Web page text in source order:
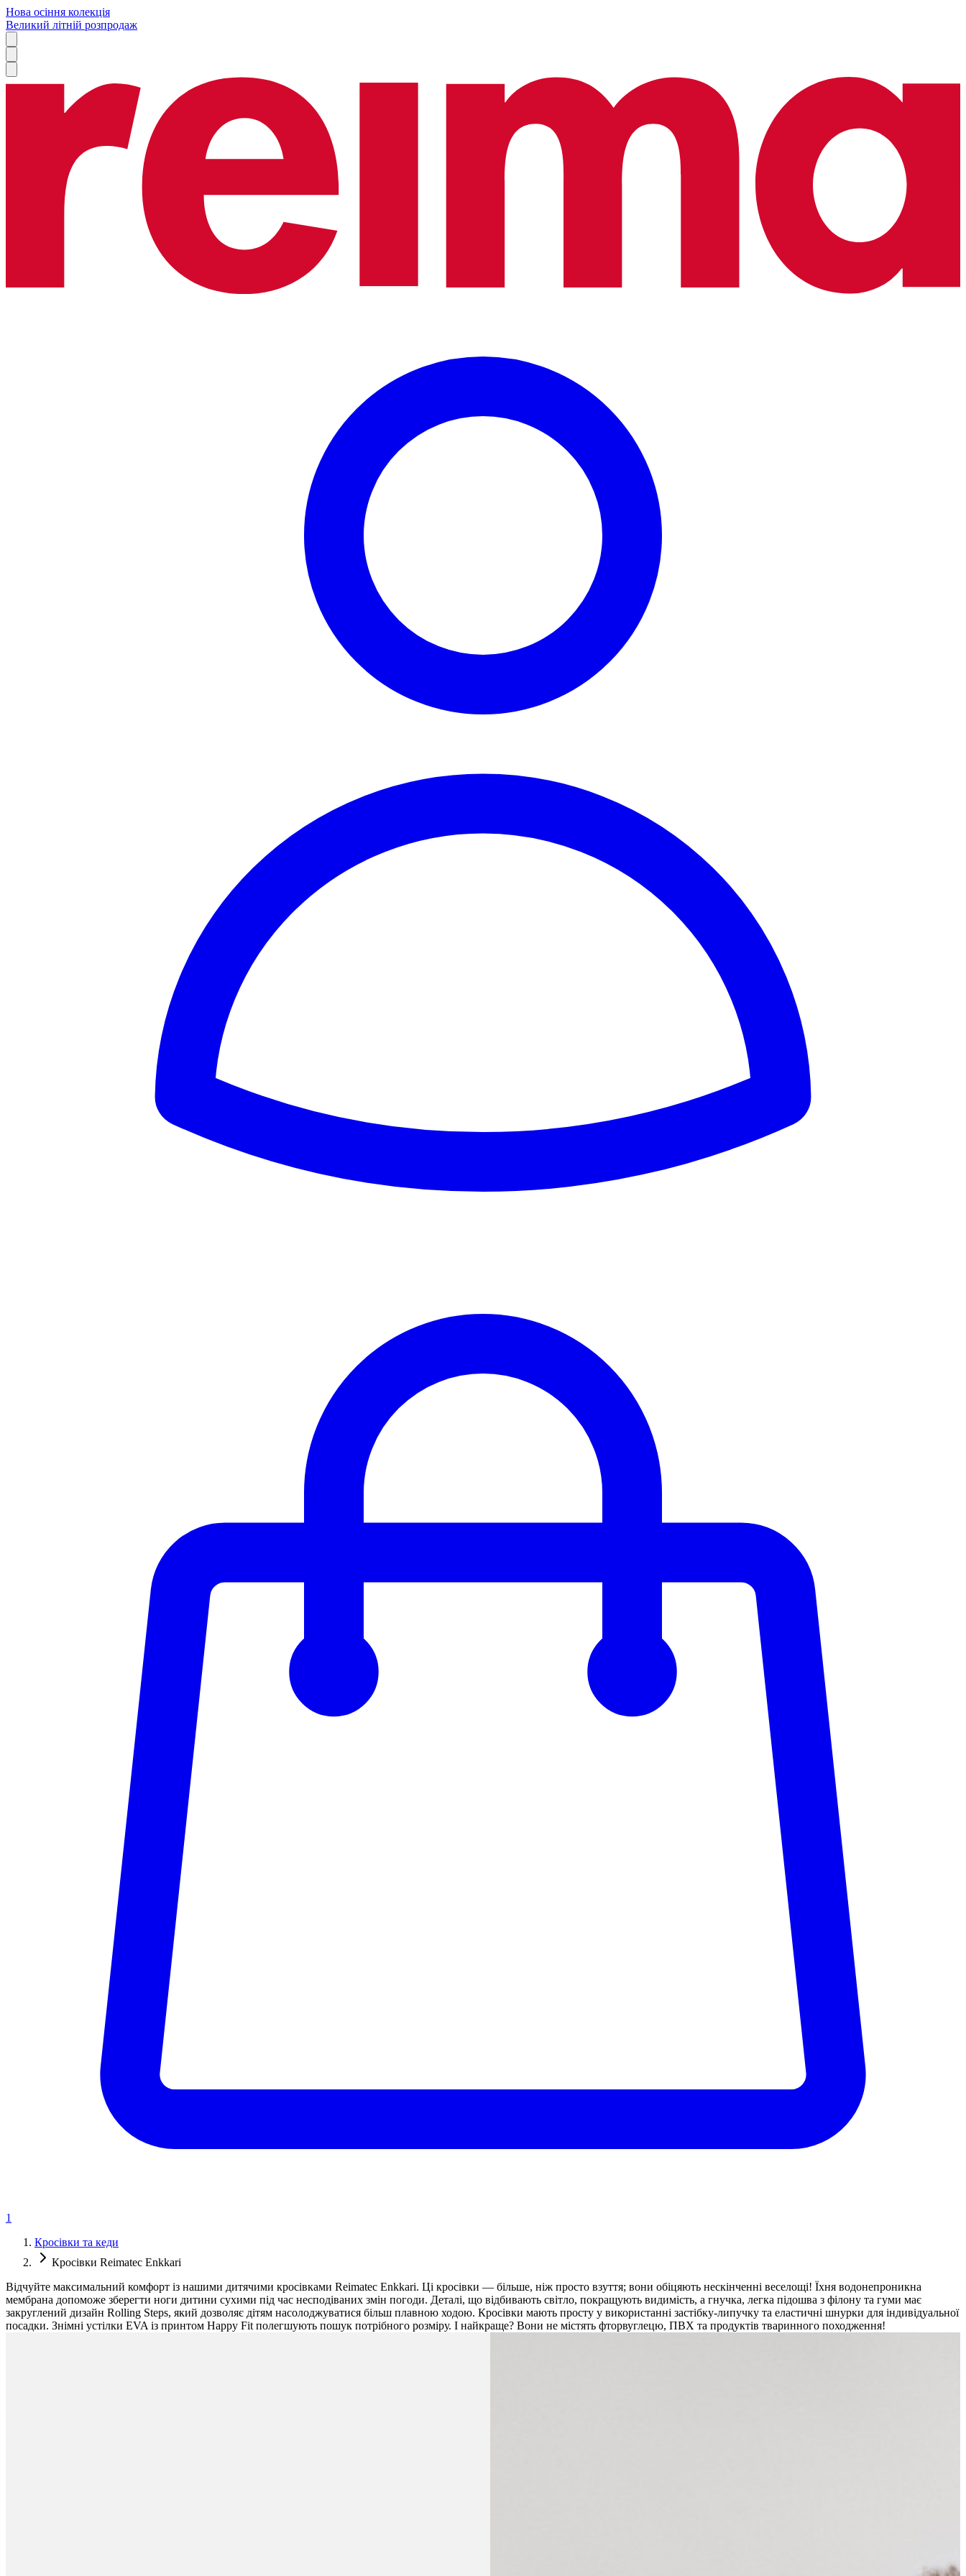
Нова осіння колекція
Великий літній розпродаж
1
Кросівки та кеди
Кросівки Reimatec Enkkari
Відчуйте максимальний комфорт із нашими дитячими кросівками Reimatec Enkkari. Ці кросівки — більше, ніж просто взуття; вони обіцяють нескінченні веселощі! Їхня водонепроникна
мембрана допоможе зберегти ноги дитини сухими під час несподіваних змін погоди. Деталі, що відбивають світло, покращують видимість, а гнучка, легка підошва з філону та гуми має
закруглений дизайн Rolling Steps, який дозволяє дітям насолоджуватися більш плавною ходою. Кросівки мають просту у використанні застібку-липучку та еластичні шнурки для індивідуальної
посадки. Знімні устілки EVA із принтом Happy Fit полегшують пошук потрібного розміру. І найкраще? Вони не містять фторвуглецю, ПВХ та продуктів тваринного походження!